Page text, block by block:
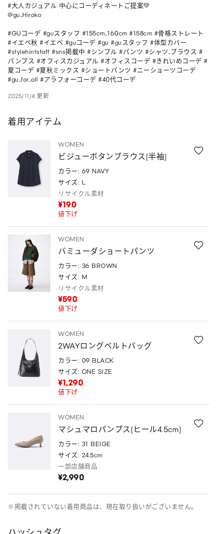
#大人カジュアル 中心にコーディネートご提案💚
@gu_Hiroko
#GUコーデ #guスタッフ #155cm_160cm #158cm #骨格ストレート
#イエベ秋 #イエベ #guコーデ #gu #guスタッフ #体型カバー
#stylehintstaff #sns掲載中 #シンプル #パンツ #シャツ_ブラウス #
パンプス #オフィスカジュアル #オフィスコーデ #きれいめコーデ #
夏コーデ #夏秋ミックス #ショートパンツ #ニーショーツコーデ
#gu_for_all #アラフォーコーデ #40代コーデ
2025/11/4 更新
着用アイテム
WOMEN
ビジューボタンブラウス(半袖)
カラー: 69 NAVY
サイズ: L
リサイクル素材
¥190
値下げ
WOMEN
バミューダショートパンツ
カラー: 36 BROWN
サイズ: M
リサイクル素材
¥590
値下げ
WOMEN
2WAYロングベルトバッグ
カラー: 09 BLACK
サイズ: ONE SIZE
¥1,290
値下げ
WOMEN
マシュマロパンプス(ヒール4.5cm)
カラー: 31 BEIGE
サイズ: 24.5cm
一部店舗商品
¥2,990
※掲載されていない着用商品は、現在取り扱いがございません。